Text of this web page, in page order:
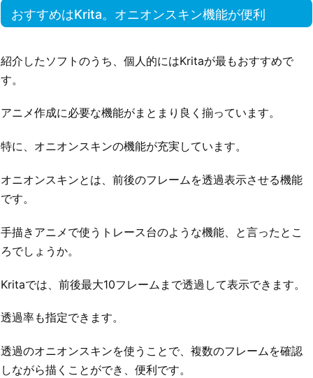
おすすめはKrita。オニオンスキン機能が便利
紹介したソフトのうち、個人的にはKritaが最もおすすめで
す。
アニメ作成に必要な機能がまとまり良く揃っています。
特に、オニオンスキンの機能が充実しています。
オニオンスキンとは、前後のフレームを透過表示させる機能
です。
手描きアニメで使うトレース台のような機能、と言ったとこ
ろでしょうか。
Kritaでは、前後最大10フレームまで透過して表示できます。
透過率も指定できます。
透過のオニオンスキンを使うことで、複数のフレームを確認
しながら描くことができ、便利です。